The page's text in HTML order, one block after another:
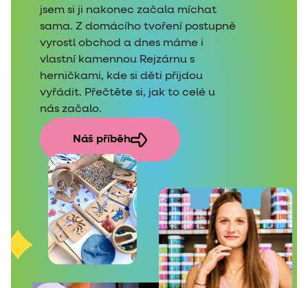
jsem si ji nakonec začala míchat
sama. Z domácího tvoření postupně
vyrostl obchod a dnes máme i
vlastní kamennou Rejzárnu s
herničkami, kde si děti přijdou
vyřádit. Přečtěte si, jak to celé u
nás začalo.
Náš příběh